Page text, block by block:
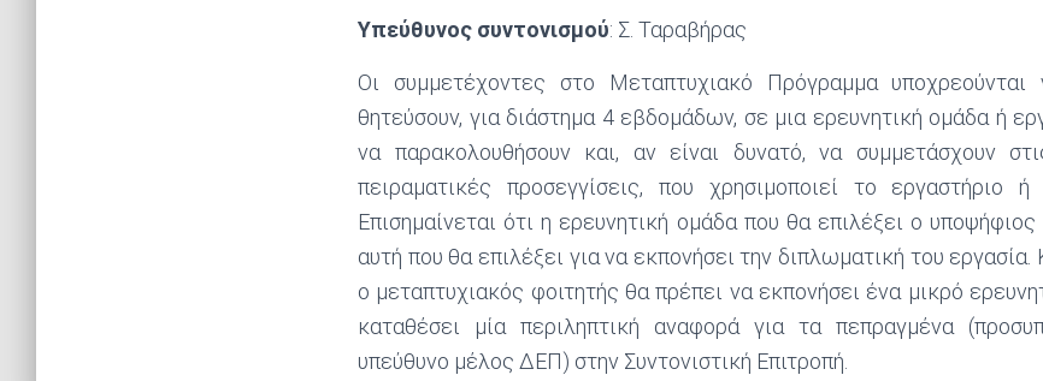
Υπεύθυνος συντονισμού: Σ. Ταραβήρας
Οι συμμετέχοντες στο Μεταπτυχιακό Πρόγραμμα
θητεύσουν, για διάστημα 4 εβδομάδων, σε μια ερευνητική ομάδα ή
να παρακολουθήσουν και, αν είναι δυνατό, να συμμετάσχουν
πειραματικές προσεγγίσεις, που χρησιμοποιεί το εργαστήριο
Επισημαίνεται ότι η ερευνητική ομάδα που θα επιλέξει ο
αυτή που θα επιλέξει για να εκπονήσει την διπλωματική του
ο μεταπτυχιακός φοιτητής θα πρέπει να εκπονήσει ένα μικρό
καταθέσει μία περιληπτική αναφορά για τα πεπραγμένα
υπεύθυνο μέλος ΔΕΠ) στην Συντονιστική Επιτροπή.